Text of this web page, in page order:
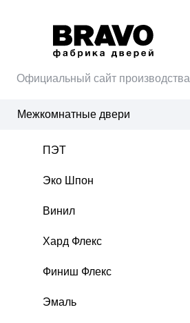
Официальный сайт производства
Межкомнатные двери
ПЭТ
Эко Шпон
Винил
Хард Флекс
Финиш Флекс
Эмаль